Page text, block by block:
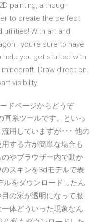
painting, although
to create the perfect
With art and
, you're sure to have
you get started with
minecraft. Draw direct on
visibility
ドページからどうぞ
直系ツールです。といっ
用していますが･･･ 他の
する方が簡単な場合も
やブラウザー内で動か
スキンを3dモデルで表
ルをダウンロードしたん
の家が透明になって服
体どういった現象なん